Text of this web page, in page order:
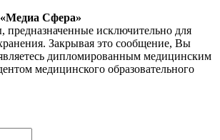
«Медиа Сфера»
предназначенные исключительно для
Закрывая это сообщение, Вы
дипломированным медицинским
медицинского образовательного